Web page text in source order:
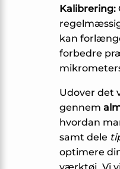
Kalibrering:
kan
forbedre
Udover det
gennem
hvordan
samt dele
optimere